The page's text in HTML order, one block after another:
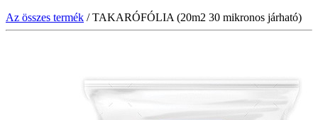
Az összes termék / TAKARÓFÓLIA (20m2 30 mikronos járható)